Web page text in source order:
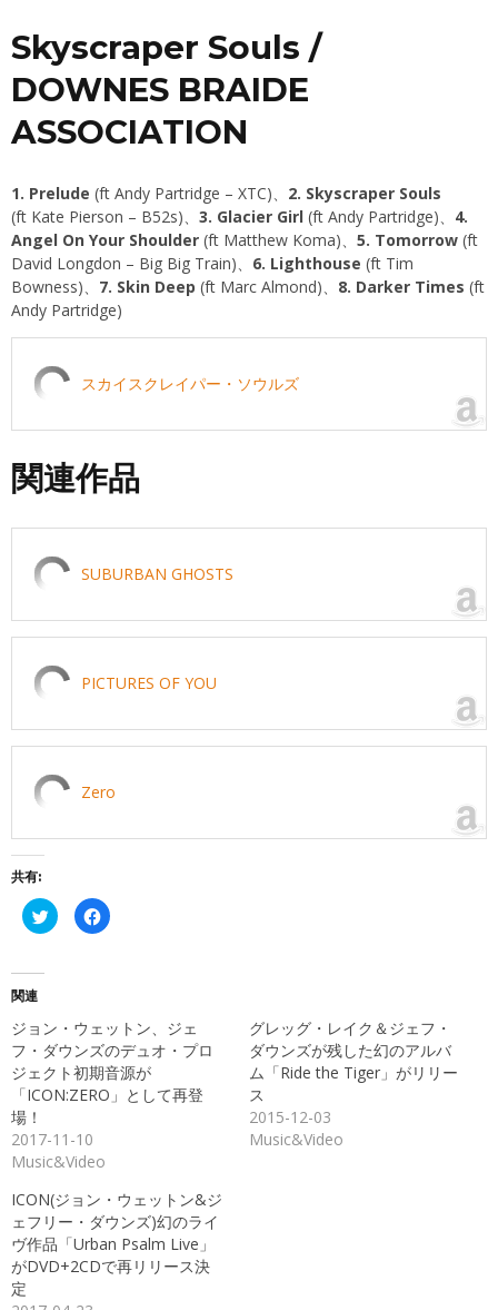
Skyscraper Souls /
DOWNES BRAIDE
ASSOCIATION
1. Prelude (ft Andy Partridge – XTC)、 2. Skyscraper Souls
(ft Kate Pierson – B52s)、 3. Glacier Girl (ft Andy Partridge)、 4.
Angel On Your Shoulder (ft Matthew Koma)、 5. Tomorrow (ft
David Longdon – Big Big Train)、 6. Lighthouse (ft Tim
Bowness)、 7. Skin Deep (ft Marc Almond)、 8. Darker Times (ft
Andy Partridge)
スカイスクレイパー・ソウルズ
関連作品
SUBURBAN GHOSTS
PICTURES OF YOU
Zero
共有:
ク
リ
有
(新
し
い
ウ
ィ
ウ
で
開
ま
す)
Facebook
で
リ
ッ
ク
し
て
く
し
ィ
ン
ド
ウ
で
開
関連
ジョン・ウェットン、ジェ
フ・ダウンズのデュオ・プロ
ジェクト初期音源が
「ICON:ZERO」として再登
場！
2017-11-10
Music&Video
グレッグ・レイク＆ジェフ・
ダウンズが残した幻のアルバ
ム「Ride the Tiger」がリリー
ス
2015-12-03
Music&Video
ICON(ジョン・ウェットン&ジ
ェフリー・ダウンズ)幻のライ
ヴ作品「Urban Psalm Live」
がDVD+2CDで再リリース決
定